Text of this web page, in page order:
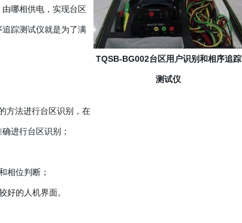
哪相供电，实现台区
踪测试仪就是为了满
方法进行台区识别，在
进行台区识别；
相位判断；
好的人机界面。
TQSB-BG002台区用户识别和相序追踪
测试仪